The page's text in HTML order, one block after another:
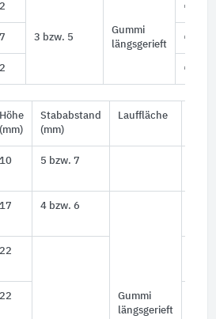
3 bzw. 5
Gummi
längsgerieft
≈ 15,3
≈ 16,5
≈ 17,5
Höhe
(mm)
Stababstand
(mm)
Lauffläche
10 5 bzw. 7
17 4 bzw. 6
Gummi
längsgerieft
22
22